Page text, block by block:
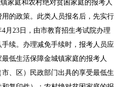
家庭和农村绝对贫困家庭的报考人
的政策。此类人员报名后，先实行
月23日，由市教育招生考试院办理
续。办理减免手续时，报考人员应
低生活保障金城镇家庭的报考人
、区）民政部门出具的享受最低生